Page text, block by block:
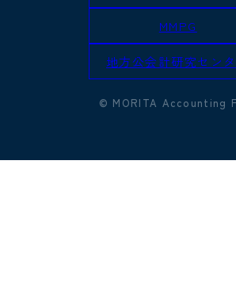
MMPG
地方公会計研究セン
© MORITA Accounting